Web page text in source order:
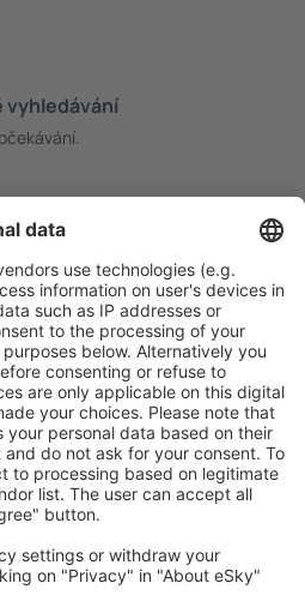
vyhledávání
s možností bezplatného
nabídky pro přihlášené
gusta
milionu zařízení: hotelů,
uživateli eSky